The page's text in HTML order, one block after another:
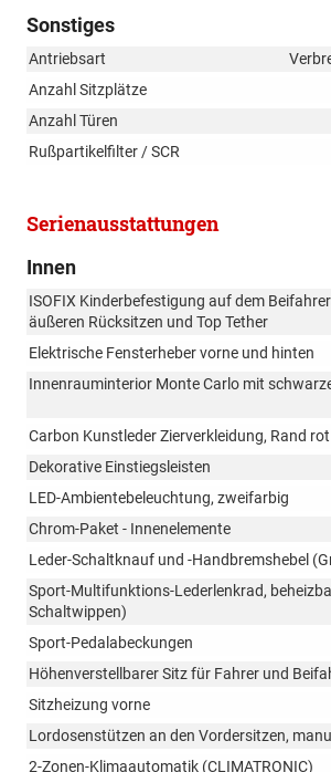
Sonstiges
Antriebsart
Anzahl Sitzplätze
Anzahl Türen
Rußpartikelfilter / SCR
Serienausstattungen
Innen
ISOFIX Kinderbefestigung auf dem
äußeren Rücksitzen und Top Tether
Elektrische Fensterheber vorne und hinten
Innenrauminterior Monte Carlo mit
Carbon Kunstleder Zierverkleidung, Rand rot
Dekorative Einstiegsleisten
LED-Ambientebeleuchtung, zweifarbig
Chrom-Paket - Innenelemente
Leder-Schaltknauf und -Handbremshebel
Sport-Multifunktions-Lederlenkrad,
Schaltwippen)
Sport-Pedalabeckungen
Höhenverstellbarer Sitz für Fahrer und
Sitzheizung vorne
Lordosenstützen an den Vordersitzen,
2-Zonen-Klimaautomatik (CLIMATRONIC)